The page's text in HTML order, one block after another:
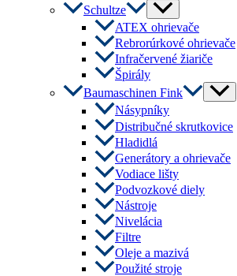
Schultze
Menu
Toggle
ATEX ohrievače
Rebrorúrkové ohrievače
Infračervené žiariče
Špirály
Baumaschinen Fink
Menu
Toggle
Násypníky
Distribučné skrutkovice
Hladidlá
Generátory a ohrievače
Vodiace lišty
Podvozkové diely
Nástroje
Nivelácia
Filtre
Oleje a mazivá
Použité stroje